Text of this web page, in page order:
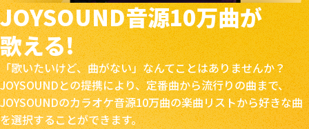
JOYSOUND音源10万曲が
歌える!
「歌いたいけど、曲がない」なんてことはありませんか？
JOYSOUNDとの提携により、定番曲から流行りの曲まで、
JOYSOUNDのカラオケ音源10万曲の楽曲リストから好きな曲
を選択することができます。